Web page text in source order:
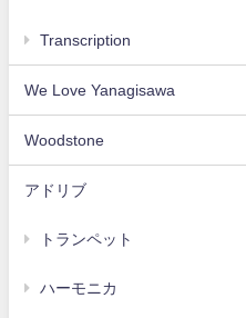
Transcription
We Love Yanagisawa
Woodstone
アドリブ
トランペット
ハーモニカ